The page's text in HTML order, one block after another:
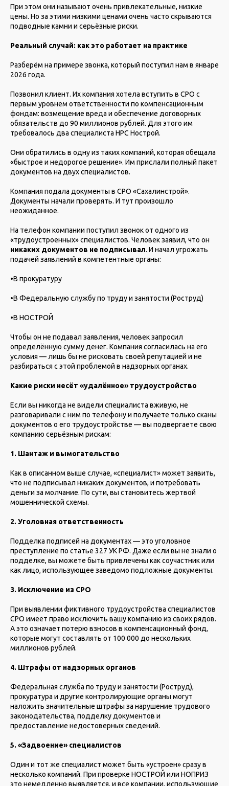
При этом они называют очень привлекательные, низкие
цены. Но за этими низкими ценами очень часто скрываются
подводные камни и серьёзные риски.
Реальный случай: как это работает на практике
Разберём на примере звонка, который поступил нам в январе
2026 года.
Позвонил клиент. Их компания хотела вступить в СРО с
первым уровнем ответственности по компенсационным
фондам: возмещение вреда и обеспечение договорных
обязательств до 90 миллионов рублей. Для этого им
требовалось два специалиста НРС Нострой.
Они обратились в одну из таких компаний, которая обещала
«быстрое и недорогое решение». Им прислали полный пакет
документов на двух специалистов.
Компания подала документы в СРО «Сахалинстрой».
Документы начали проверять. И тут произошло
неожиданное.
На телефон компании поступил звонок от одного из
«трудоустроенных» специалистов. Человек заявил, что он
никаких документов не подписывал. И начал угрожать
подачей заявлений в компетентные органы:
•В прокуратуру
•В Федеральную службу по труду и занятости (Роструд)
•В НОСТРОЙ
Чтобы он не подавал заявления, человек запросил
определённую сумму денег. Компания согласилась на его
условия — лишь бы не рисковать своей репутацией и не
разбираться с этой проблемой в надзорных органах.
Какие риски несёт «удалённое» трудоустройство
Если вы никогда не видели специалиста вживую, не
разговаривали с ним по телефону и получаете только сканы
документов о его трудоустройстве — вы подвергаете свою
компанию серьёзным рискам:
1. Шантаж и вымогательство
Как в описанном выше случае, «специалист» может заявить,
что не подписывал никаких документов, и потребовать
деньги за молчание. По сути, вы становитесь жертвой
мошеннической схемы.
2. Уголовная ответственность
Подделка подписей на документах — это уголовное
преступление по статье 327 УК РФ. Даже если вы не знали о
подделке, вы можете быть привлечены как соучастник или
как лицо, использующее заведомо подложные документы.
3. Исключение из СРО
При выявлении фиктивного трудоустройства специалистов
СРО имеет право исключить вашу компанию из своих рядов.
А это означает потерю взносов в компенсационный фонд,
которые могут составлять от 100 000 до нескольких
миллионов рублей.
4. Штрафы от надзорных органов
Федеральная служба по труду и занятости (Роструд),
прокуратура и другие контролирующие органы могут
наложить значительные штрафы за нарушение трудового
законодательства, подделку документов и
предоставление недостоверных сведений.
5. «Задвоение» специалистов
Один и тот же специалист может быть «устроен» сразу в
несколько компаний. При проверке НОСТРОЙ или НОПРИЗ
это немедленно выявляется, и все компании, использующие